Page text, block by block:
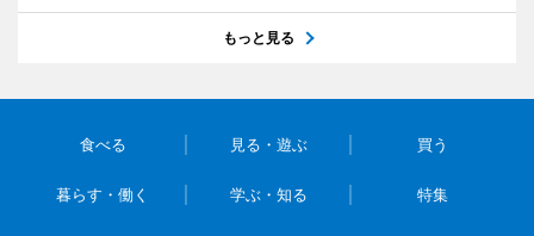
もっと見る
食べる 見る・遊ぶ 買う
暮らす・働く 学ぶ・知る 特集